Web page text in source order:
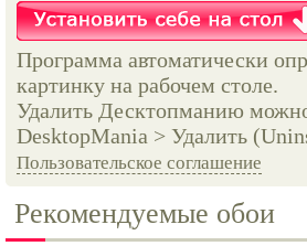
Программа автоматически
картинку на рабочем столе.
Удалить Десктопманию
DesktopMania > Удалить
Пользовательское соглашение
Рекомендуемые обои